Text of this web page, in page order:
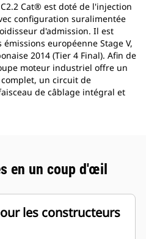
Cat® est doté de l'injection
configuration suralimentée
d'admission. Il est
européenne Stage V,
2014 (Tier 4 Final). Afin de
moteur industriel offre un
un circuit de
de câblage intégral et
en un coup d'œil
les constructeurs